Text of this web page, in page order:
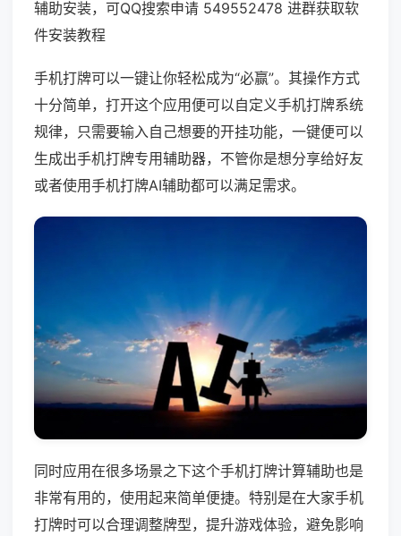
辅助安装，可QQ搜索申请 549552478 进群获取软
件安装教程
手机打牌可以一键让你轻松成为“必赢”。其操作方式
十分简单，打开这个应用便可以自定义手机打牌系统
规律，只需要输入自己想要的开挂功能，一键便可以
生成出手机打牌专用辅助器，不管你是想分享给好友
或者使用手机打牌AI辅助都可以满足需求。
同时应用在很多场景之下这个手机打牌计算辅助也是
非常有用的，使用起来简单便捷。特别是在大家手机
打牌时可以合理调整牌型，提升游戏体验，避免影响